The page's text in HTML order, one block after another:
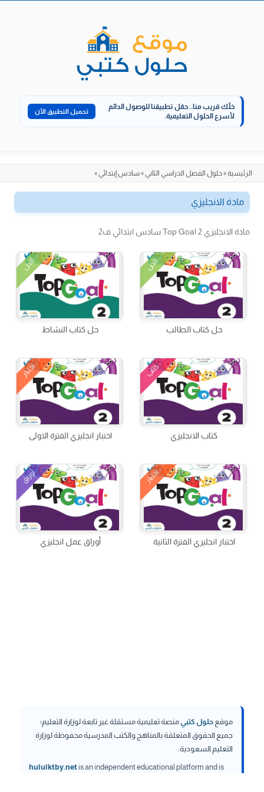
خلّك قريب منا.. حمّل تطبيقنا للوصول الدائم
لأسرع الحلول التعليمية.
تحميل التطبيق الآن
الرئيسية»حلول الفصل الدراسي الثاني»سادس إبتدائي»
مادة الانجليزي
مادة الانجليزي Top Goal 2 سادس ابتدائي ف2
الحل
حل كتاب الطالب
الحل
حل كتاب النشاط
كتاب
كتاب الانجليزي
اختبار
اختبار انجليزي الفترة الاولى
اختبار
اختبار انجليزي الفترة الثانية
أوراق
أوراق عمل انجليزي
موقع حلول كتبي منصة تعليمية مستقلة غير تابعة لوزارة التعليم؛
جميع الحقوق المتعلقة بالمناهج والكتب المدرسية محفوظة لوزارة
التعليم السعودية.
hululktby.netis an independent educational platform and is